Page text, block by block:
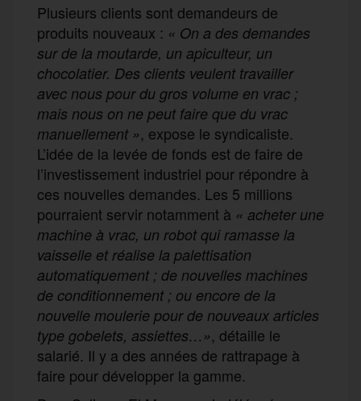
Plusieurs clients sont demandeurs de
produits nouveaux : « On a des demandes
sur de la moutarde, un apiculteur, un
chocolatier. Des clients veulent travailler
avec nous pour du gros volume en vrac ;
mais nous on ne peut faire que du vrac
manuellement », expose le syndicaliste.
L’idée de la levée de fonds est de faire de
l’investissement industriel pour répondre à
ces nouvelles demandes. Les 5 millions
pourraient servir notamment à « acheter une
machine à vrac, un robot qui ramasse la
vaisselle et réalise la palettisation
automatiquement ; de nouvelles machines
de conditionnement ; ou encore de la
nouvelle moulerie pour de nouveaux articles
type gobelets, assiettes…», détaille le
salarié. Il y a des années de rattrapage à
faire pour développer la gamme.